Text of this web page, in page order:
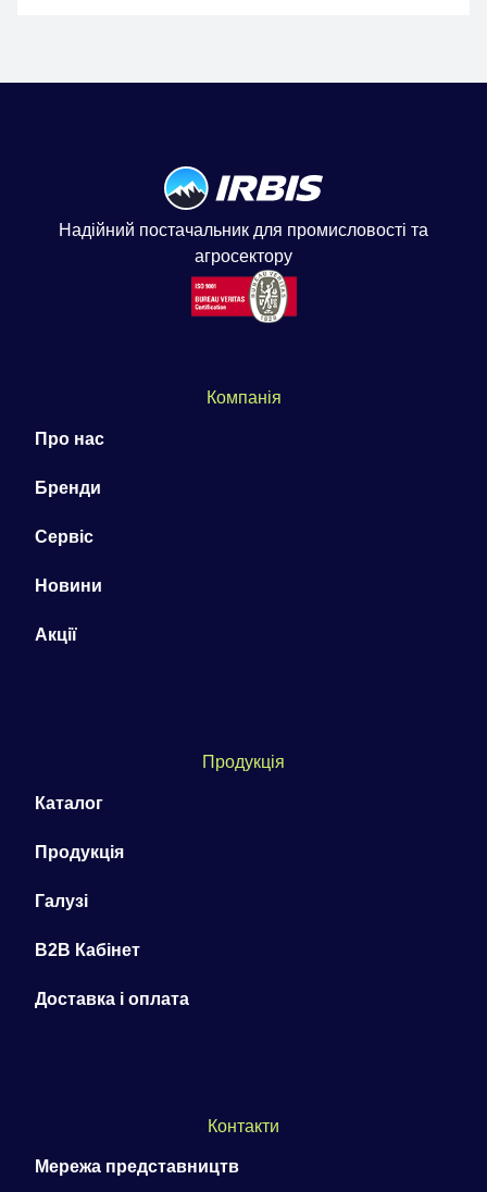
Надійний постачальник для промисловості та
агросектору
Компанія
Про нас
Бренди
Сервіс
Новини
Акції
Продукція
Каталог
Продукція
Галузі
B2B Кабінет
Доставка і оплата
Контакти
Мережа представництв